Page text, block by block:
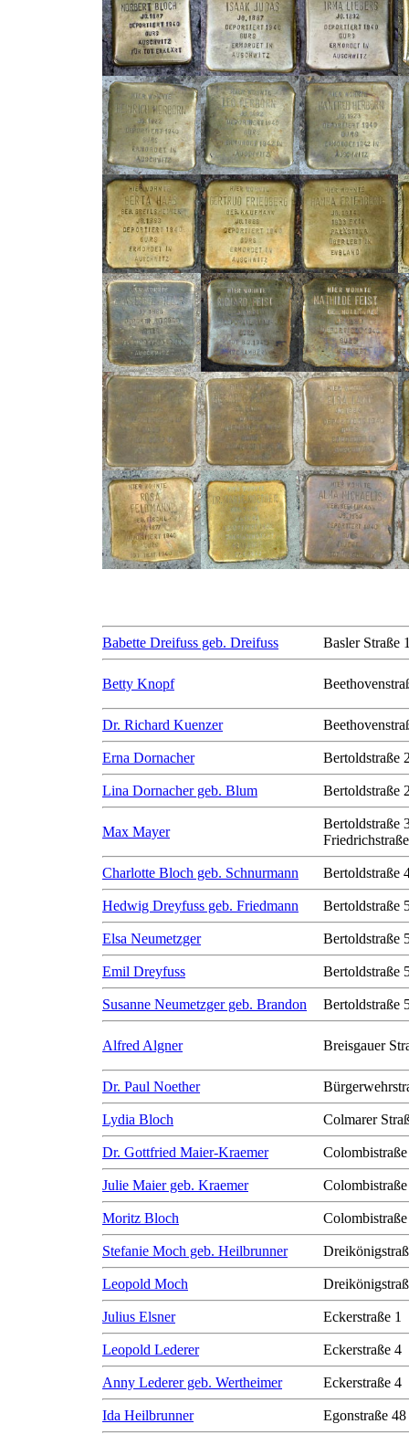
Babette Dreifuss geb. Dreifuss Basler Straße
Betty Knopf
Dr. Richard Kuenzer
Erna Dornacher Bertoldstraße
Lina Dornacher geb. Blum Bertoldstraße
Max Mayer
Bertoldstraße
Charlotte Bloch geb. Schnurmann Bertoldstraße
Hedwig Dreyfuss geb. Friedmann Bertoldstraße
Elsa Neumetzger Bertoldstraße
Emil Dreyfuss Bertoldstraße
Susanne Neumetzger geb. Brandon Bertoldstraße
Alfred Algner Breisgauer
Dr. Paul Noether
Lydia Bloch Colmarer
Dr. Gottfried Maier-Kraemer
Julie Maier geb. Kraemer
Moritz Bloch
Stefanie Moch geb. Heilbrunner
Leopold Moch
Julius Elsner Eckerstraße 1
Leopold Lederer Eckerstraße 4
Anny Lederer geb. Wertheimer Eckerstraße 4
Ida Heilbrunner Egonstraße 48